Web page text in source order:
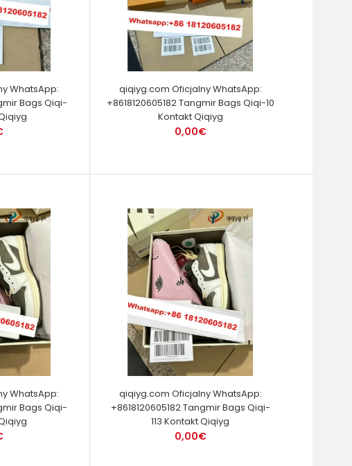
WhatsApp:
Bags Qiqi-
qiqiyg.com Oficjalny WhatsApp:
+8618120605182 Tangmir Bags Qiqi-10
Kontakt Qiqiyg
0,00€
WhatsApp:
Bags Qiqi-
qiqiyg.com Oficjalny WhatsApp:
+8618120605182 Tangmir Bags Qiqi-
113 Kontakt Qiqiyg
0,00€